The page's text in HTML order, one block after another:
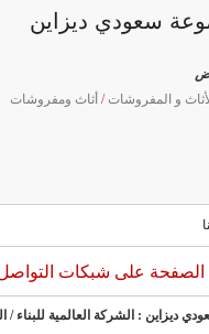
سعودي ديزاين
و المفروشات/ أثاث ومفروشات
على شبكات التواصل
ديزاين : الشركة العالمية للبناء /